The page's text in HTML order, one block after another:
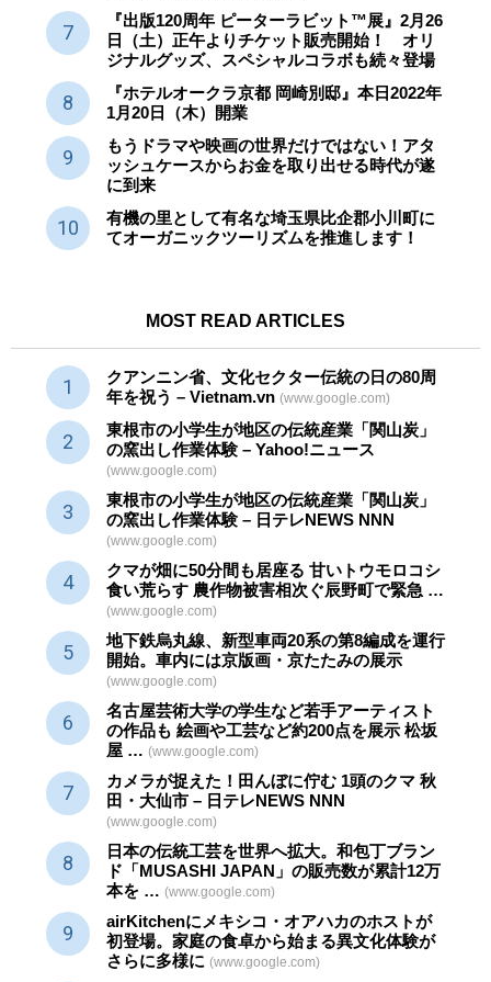
『出版120周年 ピーターラビット™展』2月26
日（土）正午よりチケット販売開始！ オリ
ジナルグッズ、スペシャルコラボも続々登場
『ホテルオークラ京都 岡崎別邸』本日2022年
1月20日（木）開業
もうドラマや映画の世界だけではない！アタ
ッシュケースからお金を取り出せる時代が遂
に到来
有機の里として有名な埼玉県比企郡小川町に
てオーガニックツーリズムを推進します！
MOST READ ARTICLES
クアンニン省、文化セクター伝統の日の80周
年を祝う – Vietnam.vn (www.google.com)
東根市の小学生が地区の伝統産業 「関山炭」
の窯出し作業体験 – Yahoo!ニュース
(www.google.com)
東根市の小学生が地区の伝統産業 「関山炭」
の窯出し作業体験 – 日テレNEWS NNN
(www.google.com)
クマが畑に50分間も居座る 甘いトウモロコシ
食い荒らす 農作物被害相次ぐ辰野町で緊急 …
(www.google.com)
地下鉄烏丸線、新型車両20系の第8編成を運行
開始。車内には京版画・京たたみの展示
(www.google.com)
名古屋芸術大学の学生など若手アーティスト
の作品も 絵画や工芸など約200点を展示 松坂
屋 … (www.google.com)
カメラが捉えた！田んぼに佇む 1頭のクマ 秋
田・大仙市 – 日テレNEWS NNN
(www.google.com)
日本の伝統工芸を世界へ拡大。和包丁ブラン
ド「MUSASHI JAPAN」の販売数が累計12万
本を … (www.google.com)
airKitchenにメキシコ・オアハカのホストが
初登場。家庭の食卓から始まる異文化体験が
さらに多様に (www.google.com)